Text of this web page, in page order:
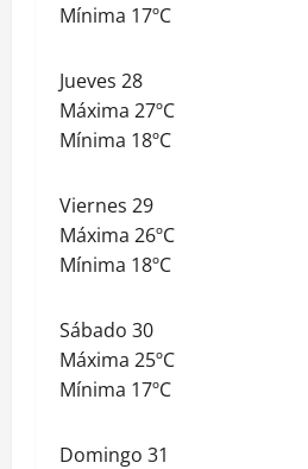
Mínima 17ºC
Jueves 28
Máxima 27ºC
Mínima 18ºC
Viernes 29
Máxima 26ºC
Mínima 18ºC
Sábado 30
Máxima 25ºC
Mínima 17ºC
Domingo 31